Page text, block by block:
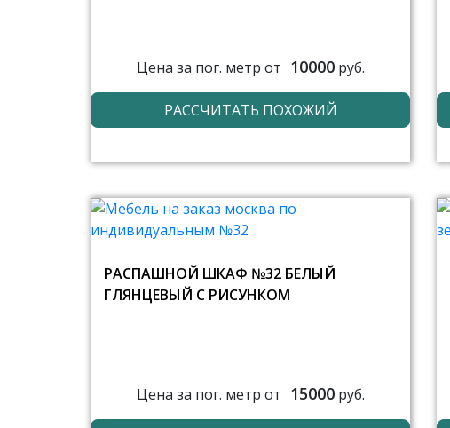
Цена за пог. метр от 10000руб.
РАССЧИТАТЬ ПОХОЖИЙ
РАСПАШНОЙ ШКАФ №32 БЕЛЫЙ
ГЛЯНЦЕВЫЙ С РИСУНКОМ
Цена за пог. метр от 15000руб.